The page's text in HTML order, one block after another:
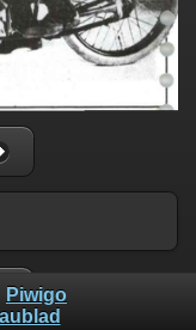
Piwigo